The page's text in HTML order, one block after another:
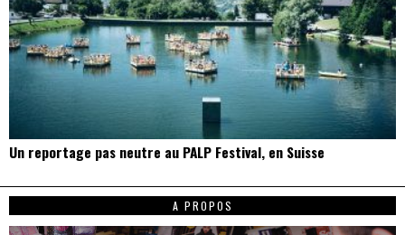
Un reportage pas neutre au PALP Festival, en Suisse
A PROPOS